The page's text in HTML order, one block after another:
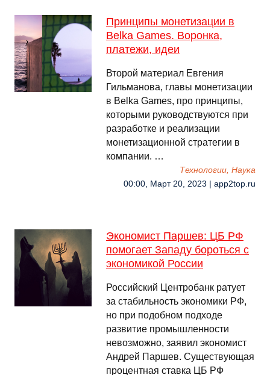
Принципы монетизации в
Belka Games. Воронка,
платежи, идеи
Второй материал Евгения
Гильманова, главы монетизации
в Belka Games, про принципы,
которыми руководствуются при
разработке и реализации
монетизационной стратегии в
компании. …
Технологии, Наука
00:00, Март 20, 2023 | app2top.ru
Экономист Паршев: ЦБ РФ
помогает Западу бороться с
экономикой России
Российский Центробанк ратует
за стабильность экономики РФ,
но при подобном подходе
развитие промышленности
невозможно, заявил экономист
Андрей Паршев. Существующая
процентная ставка ЦБ РФ